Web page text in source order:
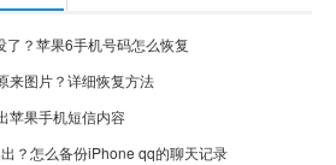
？苹果6手机号码怎么恢复
来图片？详细恢复方法
苹果手机短信内容
？怎么备份iPhone qq的聊天记录